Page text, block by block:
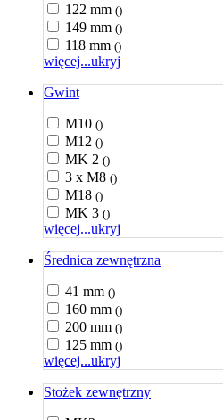
122 mm ()
149 mm ()
118 mm ()
więcej...ukryj
Gwint
M10 ()
M12 ()
MK 2 ()
3 x M8 ()
M18 ()
MK 3 ()
więcej...ukryj
Średnica zewnętrzna
41 mm ()
160 mm ()
200 mm ()
125 mm ()
więcej...ukryj
Stożek zewnętrzny